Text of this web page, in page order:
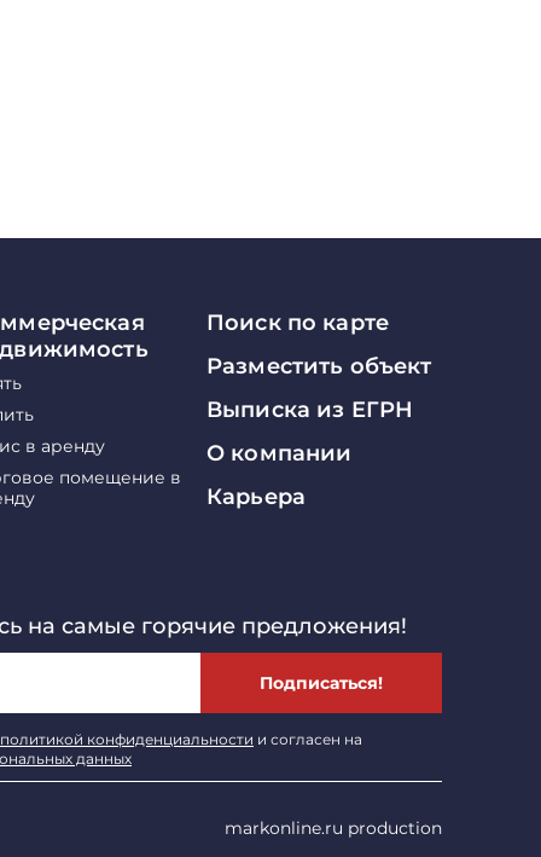
в аренду
помещение в
Поиск по карте
Разместить объект
Выписка из ЕГРН
О компании
Карьера
markonline.ru production
на самые горячие предложения!
Подписаться!
политикой конфиденциальности и согласен на
данных